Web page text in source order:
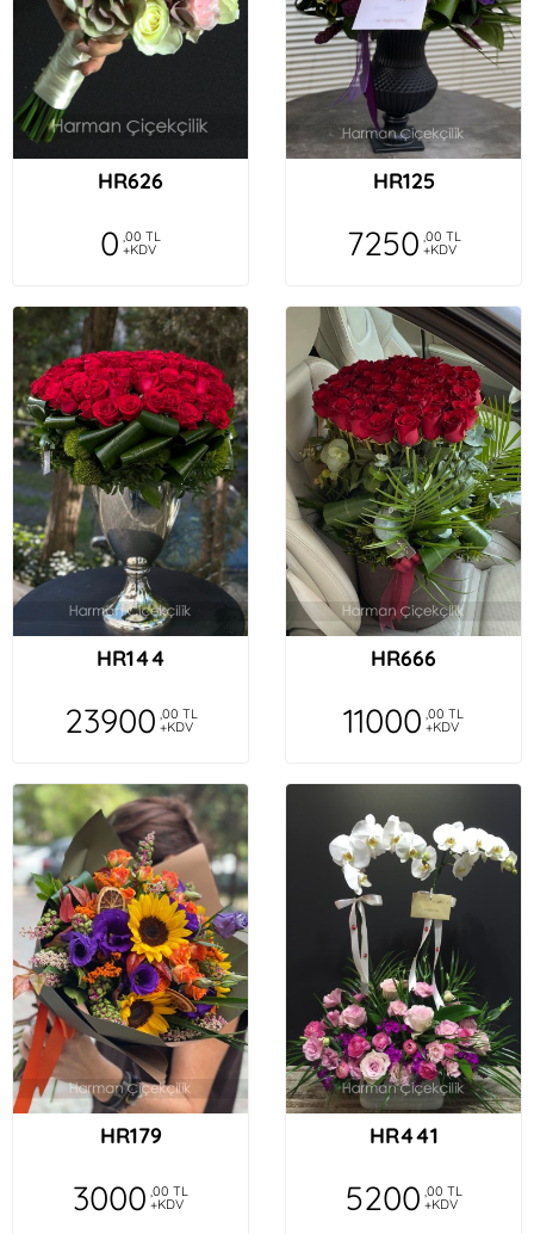
HR626
0 ,00 TL
+KDV
HR125
7250 ,00 TL
+KDV
HR144
23900 ,00 TL
+KDV
HR666
11000 ,00 TL
+KDV
HR179
3000 ,00 TL
+KDV
HR441
5200 ,00 TL
+KDV